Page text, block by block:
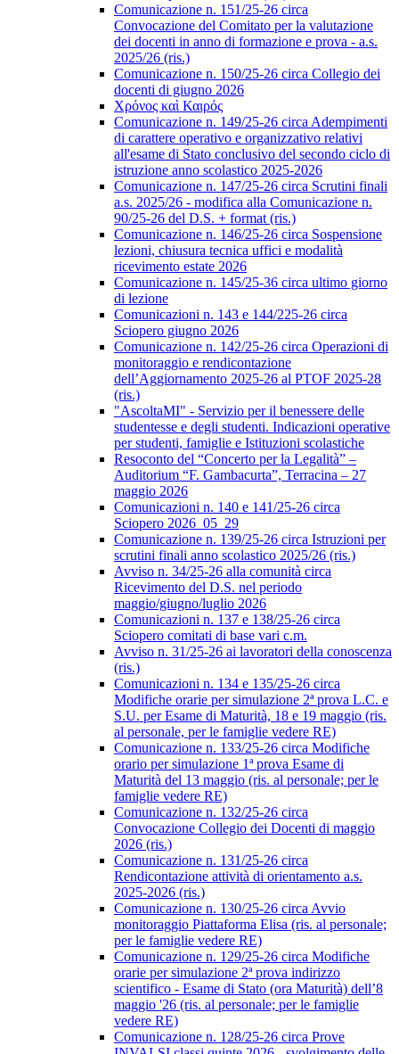
Comunicazione n. 151/25-26 circa
Convocazione del Comitato per la valutazione
dei docenti in anno di formazione e prova - a.s.
2025/26 (ris.)
Comunicazione n. 150/25-26 circa Collegio dei
docenti di giugno 2026
Χρόνος καὶ Καιρός
Comunicazione n. 149/25-26 circa Adempimenti
di carattere operativo e organizzativo relativi
all'esame di Stato conclusivo del secondo ciclo di
istruzione anno scolastico 2025-2026
Comunicazione n. 147/25-26 circa Scrutini finali
a.s. 2025/26 - modifica alla Comunicazione n.
90/25-26 del D.S. + format (ris.)
Comunicazione n. 146/25-26 circa Sospensione
lezioni, chiusura tecnica uffici e modalità
ricevimento estate 2026
Comunicazione n. 145/25-36 circa ultimo giorno
di lezione
Comunicazioni n. 143 e 144/225-26 circa
Sciopero giugno 2026
Comunicazione n. 142/25-26 circa Operazioni di
monitoraggio e rendicontazione
dell’Aggiornamento 2025-26 al PTOF 2025-28
(ris.)
"AscoltaMI" - Servizio per il benessere delle
studentesse e degli studenti. Indicazioni operative
per studenti, famiglie e Istituzioni scolastiche
Resoconto del “Concerto per la Legalità” –
Auditorium “F. Gambacurta”, Terracina – 27
maggio 2026
Comunicazioni n. 140 e 141/25-26 circa
Sciopero 2026_05_29
Comunicazione n. 139/25-26 circa Istruzioni per
scrutini finali anno scolastico 2025/26 (ris.)
Avviso n. 34/25-26 alla comunità circa
Ricevimento del D.S. nel periodo
maggio/giugno/luglio 2026
Comunicazioni n. 137 e 138/25-26 circa
Sciopero comitati di base vari c.m.
Avviso n. 31/25-26 ai lavoratori della conoscenza
(ris.)
Comunicazioni n. 134 e 135/25-26 circa
Modifiche orarie per simulazione 2ª prova L.C. e
S.U. per Esame di Maturità, 18 e 19 maggio (ris.
al personale, per le famiglie vedere RE)
Comunicazione n. 133/25-26 circa Modifiche
orario per simulazione 1ª prova Esame di
Maturità del 13 maggio (ris. al personale; per le
famiglie vedere RE)
Comunicazione n. 132/25-26 circa
Convocazione Collegio dei Docenti di maggio
2026 (ris.)
Comunicazione n. 131/25-26 circa
Rendicontazione attività di orientamento a.s.
2025-2026 (ris.)
Comunicazione n. 130/25-26 circa Avvio
monitoraggio Piattaforma Elisa (ris. al personale;
per le famiglie vedere RE)
Comunicazione n. 129/25-26 circa Modifiche
orarie per simulazione 2ª prova indirizzo
scientifico - Esame di Stato (ora Maturità) dell’8
maggio '26 (ris. al personale; per le famiglie
vedere RE)
Comunicazione n. 128/25-26 circa Prove